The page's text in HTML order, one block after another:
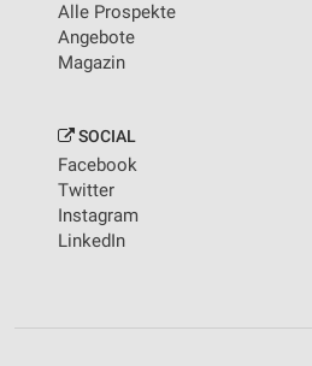
Alle Prospekte
Angebote
Magazin
SOCIAL
Facebook
Twitter
Instagram
LinkedIn